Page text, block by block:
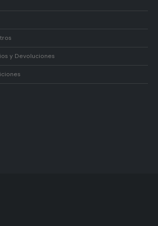
y Devoluciones